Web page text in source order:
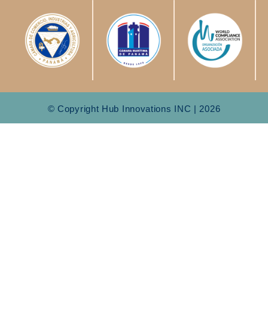
© Copyright Hub Innovations INC | 2026